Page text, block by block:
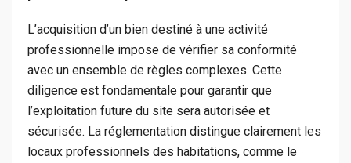
L’acquisition d’un bien destiné à une activité
professionnelle impose de vérifier sa conformité
avec un ensemble de règles complexes. Cette
diligence est fondamentale pour garantir que
l’exploitation future du site sera autorisée et
sécurisée. La réglementation distingue clairement les
locaux professionnels des habitations, comme le